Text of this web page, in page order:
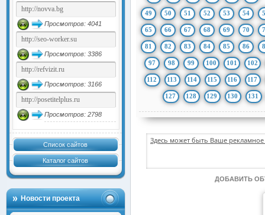
Просмотров: 4041
Просмотров: 3386
Просмотров: 3166
Просмотров: 2798
Список сайтов
Каталог сайтов
Новости проекта
49 50 51 52 53 54
65 66 67 68 69 70
81 82 83 84 85 86
97 98 99 100 101 102
112 113 114 115 116 117
127 128 129 130 131
Здесь может быть Ваше
ДОБАВИТЬ